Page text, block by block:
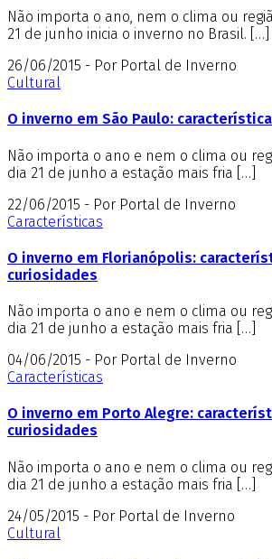
Não importa o ano, nem o clima ou
21 de junho inicia o inverno no Brasil. […]
26/06/2015 - Por Portal de Inverno
Cultural
O inverno em São Paulo:
Não importa o ano e nem o clima ou
dia 21 de junho a estação mais fria […]
22/06/2015 - Por Portal de Inverno
Características
O inverno em Florianópolis:
curiosidades
Não importa o ano e nem o clima ou
dia 21 de junho a estação mais fria […]
04/06/2015 - Por Portal de Inverno
Características
O inverno em Porto Alegre:
curiosidades
Não importa o ano e nem o clima ou
dia 21 de junho a estação mais fria […]
24/05/2015 - Por Portal de Inverno
Cultural